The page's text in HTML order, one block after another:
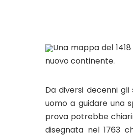
Una mappa del
nuovo continente.
Da diversi decenni
uomo a guidare una
prova potrebbe
disegnata nel 1763